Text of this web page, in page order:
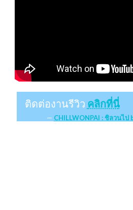
ติดต่องานรีวิว คลิกที่นี่
CHILLWONPAI : ชิลวนไ